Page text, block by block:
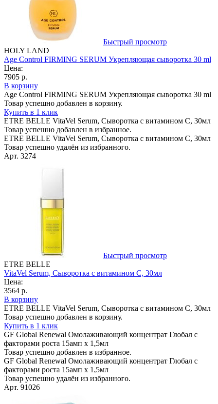
Быстрый просмотр
HOLY LAND
Age Control FIRMING SERUM Укрепляющая сыворотка 30 ml
Цена:
7905 р.
В корзину
Age Control FIRMING SERUM Укрепляющая сыворотка 30 ml
Товар успешно добавлен в корзину.
Купить в 1 клик
ETRE BELLE VitaVel Serum, Сыворотка с витамином С, 30мл
Товар успешно добавлен в избранное.
ETRE BELLE VitaVel Serum, Сыворотка с витамином С, 30мл
Товар успешно удалён из избранного.
Арт. 3274
Быстрый просмотр
ETRE BELLE
VitaVel Serum, Сыворотка с витамином С, 30мл
Цена:
3564 р.
В корзину
ETRE BELLE VitaVel Serum, Сыворотка с витамином С, 30мл
Товар успешно добавлен в корзину.
Купить в 1 клик
GF Global Renewal Омолаживающий концентрат Глобал с
факторами роста 15амп х 1,5мл
Товар успешно добавлен в избранное.
GF Global Renewal Омолаживающий концентрат Глобал с
факторами роста 15амп х 1,5мл
Товар успешно удалён из избранного.
Арт. 91026